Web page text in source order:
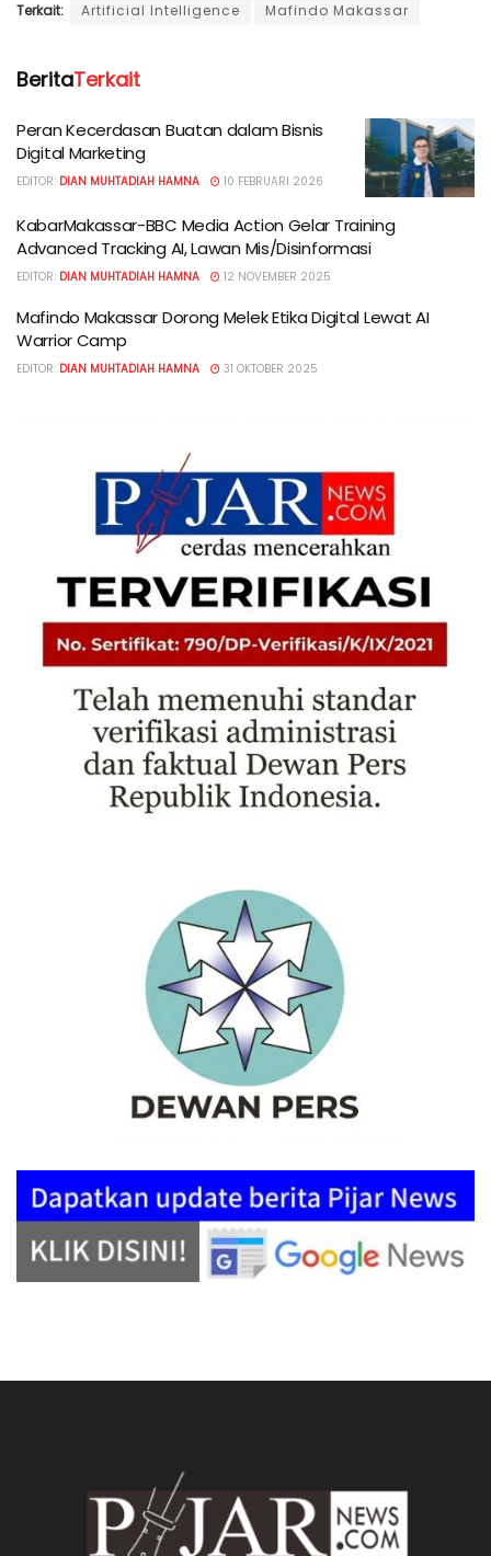
Terkait: Artificial Intelligence Mafindo Makassar
BeritaTerkait
Peran Kecerdasan Buatan dalam Bisnis
Digital Marketing
EDITOR: DIAN MUHTADIAH HAMNA 10 FEBRUARI 2026
KabarMakassar-BBC Media Action Gelar Training
Advanced Tracking AI, Lawan Mis/Disinformasi
EDITOR: DIAN MUHTADIAH HAMNA 12 NOVEMBER 2025
Mafindo Makassar Dorong Melek Etika Digital Lewat AI
Warrior Camp
EDITOR: DIAN MUHTADIAH HAMNA 31 OKTOBER 2025